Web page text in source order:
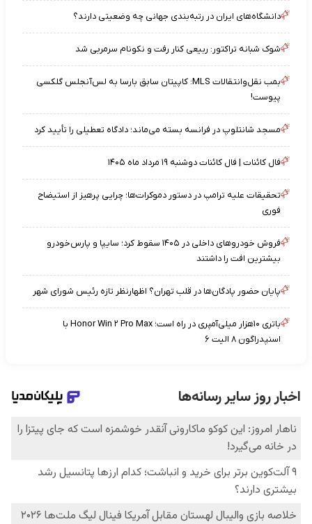
دانشگاه‌های ایران در رتبه‌بندی جهانی چه وضعیتی دارند؟
شوک شبانه تراکتور: ربیعی کنار رفت و نکونام سرمربی شد
بمب نقل‌وانتقالات MLS: کاپیتان سابق بارسا به لس‌آنجلس گلکسی
پیوست!
مسجد شانتلوپ در فرانسه بسته می‌ماند؛ دادگاه تعطیلی را تأیید کرد
فال کائنات | فال کائنات دوشنبه ۱۹ مرداد ماه ۱۴۰۵
تحقیقات علیه ترامپ در دستور دموکرات‌ها؛ چرایی پرهیز از استیضاح
فوری
فروش خودروهای داخلی در ۱۴۰۵ سقوط کرد؛ سایپا و پارس‌خودرو
بیشترین افت را داشتند
پایان حضور پادگان‌ها در قلب تهران؟ اظهارنظر تازه رئیس شورای شهر
باتری ۱۰هزار میلی‌آمپری در راه است؛ Honor Win ۲ Pro Max با
اسنپدراگون ۸ الیت ۶